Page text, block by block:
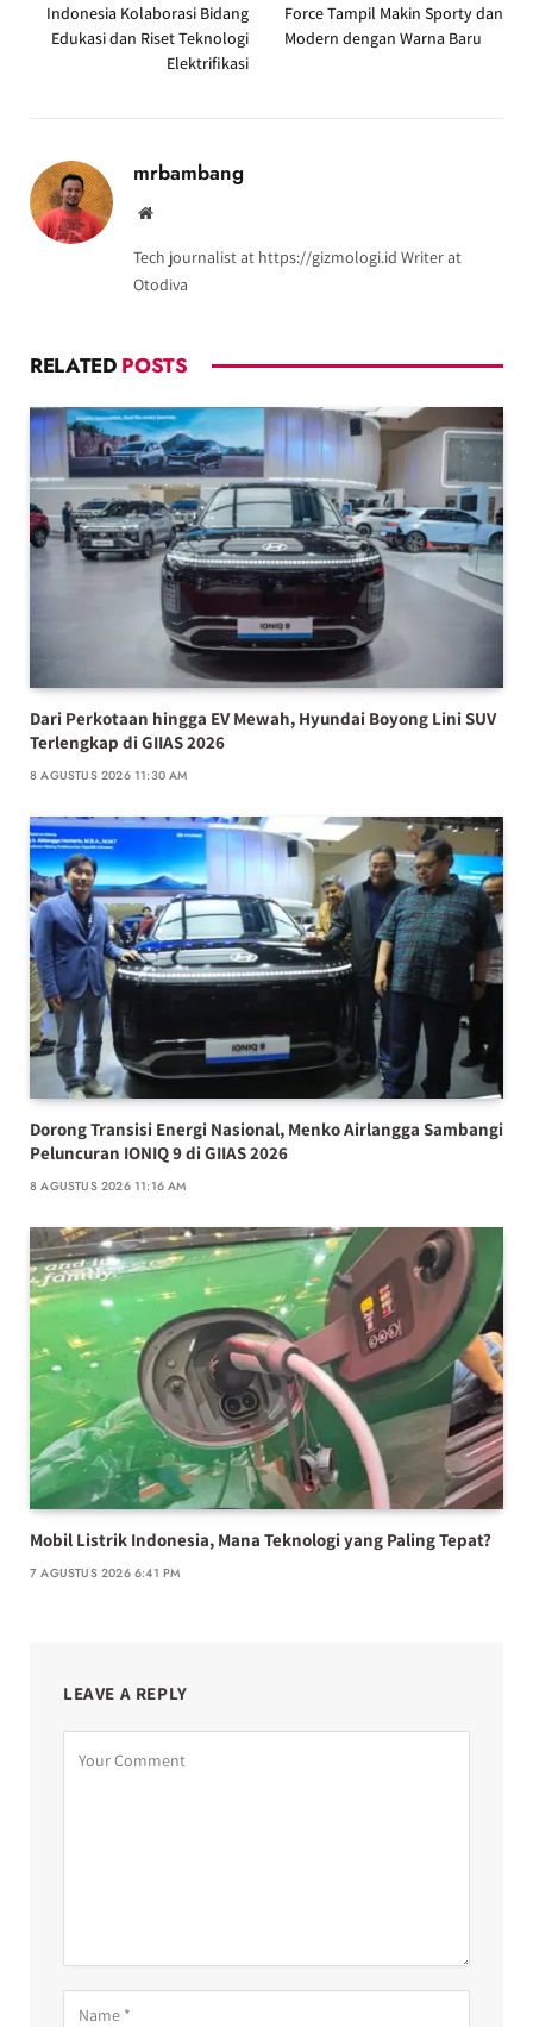
Indonesia Kolaborasi Bidang
Edukasi dan Riset Teknologi
Elektrifikasi
Force Tampil Makin Sporty dan
Modern dengan Warna Baru
mrbambang
Website
Tech journalist at https://gizmologi.id Writer at
Otodiva
RELATED POSTS
Dari Perkotaan hingga EV Mewah, Hyundai Boyong Lini SUV
Terlengkap di GIIAS 2026
8 AGUSTUS 2026 11:30 AM
Dorong Transisi Energi Nasional, Menko Airlangga Sambangi
Peluncuran IONIQ 9 di GIIAS 2026
8 AGUSTUS 2026 11:16 AM
Mobil Listrik Indonesia, Mana Teknologi yang Paling Tepat?
7 AGUSTUS 2026 6:41 PM
LEAVE A REPLY